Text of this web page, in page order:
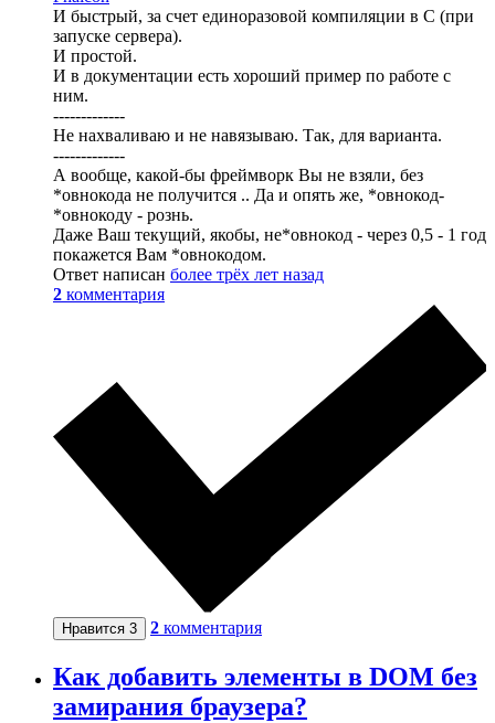
И быстрый, за счет единоразовой компиляции в C (при
запуске сервера).
И простой.
И в документации есть хороший пример по работе с
ним.
-------------
Не нахваливаю и не навязываю. Так, для варианта.
-------------
А вообще, какой-бы фреймворк Вы не взяли, без
*овнокода не получится .. Да и опять же, *овнокод-
*овнокоду - рознь.
Даже Ваш текущий, якобы, не*овнокод - через 0,5 - 1 год
покажется Вам *овнокодом.
Ответ написан более трёх лет назад
2 комментария
Нравится 3 2 комментария
Как добавить элементы в DOM без
замирания браузера?